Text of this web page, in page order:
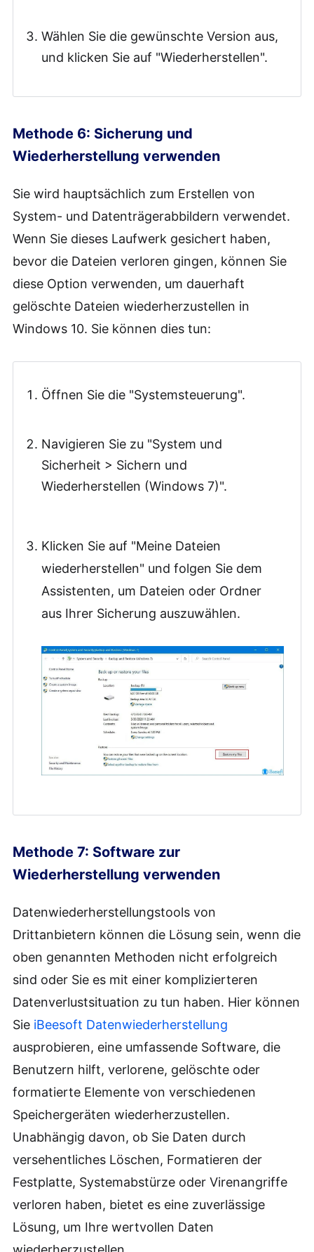
Wählen Sie die gewünschte Version aus,
und klicken Sie auf "Wiederherstellen".
Methode 6: Sicherung und
Wiederherstellung verwenden
Sie wird hauptsächlich zum Erstellen von
System- und Datenträgerabbildern verwendet.
Wenn Sie dieses Laufwerk gesichert haben,
bevor die Dateien verloren gingen, können Sie
diese Option verwenden, um dauerhaft
gelöschte Dateien wiederherzustellen in
Windows 10. Sie können dies tun:
Öffnen Sie die "Systemsteuerung".
Navigieren Sie zu "System und
Sicherheit > Sichern und
Wiederherstellen (Windows 7)".
Klicken Sie auf "Meine Dateien
wiederherstellen" und folgen Sie dem
Assistenten, um Dateien oder Ordner
aus Ihrer Sicherung auszuwählen.
Methode 7: Software zur
Wiederherstellung verwenden
Datenwiederherstellungstools von
Drittanbietern können die Lösung sein, wenn die
oben genannten Methoden nicht erfolgreich
sind oder Sie es mit einer komplizierteren
Datenverlustsituation zu tun haben. Hier können
Sie iBeesoft Datenwiederherstellung
ausprobieren, eine umfassende Software, die
Benutzern hilft, verlorene, gelöschte oder
formatierte Elemente von verschiedenen
Speichergeräten wiederherzustellen.
Unabhängig davon, ob Sie Daten durch
versehentliches Löschen, Formatieren der
Festplatte, Systemabstürze oder Virenangriffe
verloren haben, bietet es eine zuverlässige
Lösung, um Ihre wertvollen Daten